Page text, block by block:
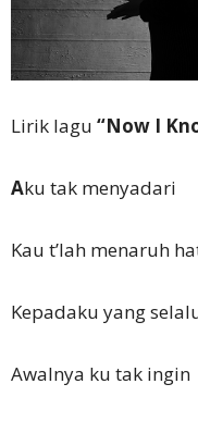
Lirik lagu “Now I
Aku tak menyadari
Kau t’lah menaruh
Kepadaku yang
Awalnya ku tak ingin